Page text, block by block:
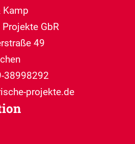
Kamp
GbR
49
38998292
projekte.de